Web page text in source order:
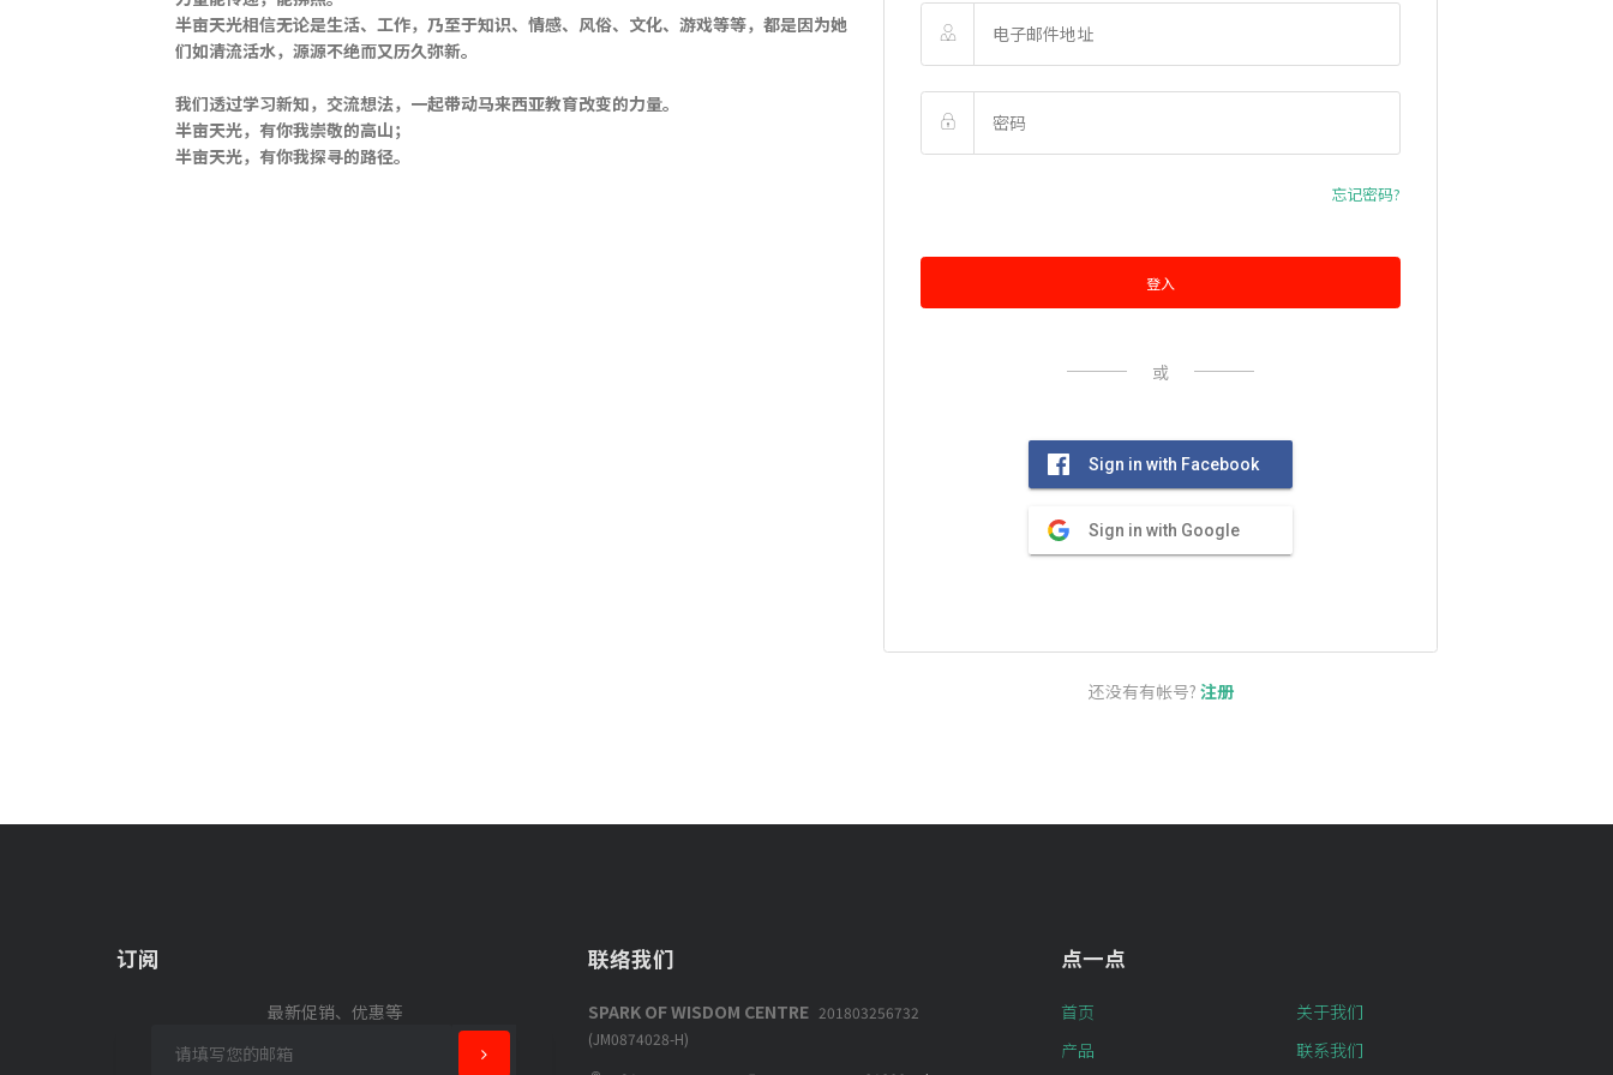
忘记密码?
登入
或
Sign in with Facebook
Sign in with Google
还没有有帐号? 注册
半亩天光相信无论是生活、工作，乃至于知识、情感、风俗、文化、游戏等等，都是因为她
们如清流活水，源源不绝而又历久弥新。
我们透过学习新知，交流想法，一起带动马来西亚教育改变的力量。
半亩天光，有你我崇敬的高山；
半亩天光，有你我探寻的路径。
订阅
最新促销、优惠等
联络我们
SPARK OF WISDOM CENTRE 201803256732
(JM0874028-H)
点一点
首页
关于我们
产品
联系我们